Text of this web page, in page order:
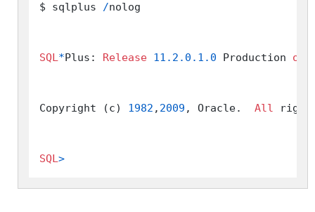
$ sqlplus /nolog
SQL* Plus: Release 11.2 .0 .1 .0 Production on
Copyright (c) 1982 , 2009 , Oracle. All
SQL>